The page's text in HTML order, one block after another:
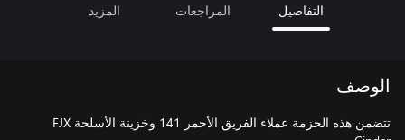
التفاصيل المراجعات المزيد
الوصف
تتضمن هذه الحزمة عملاء الفريق الأحمر 141 وخزينة الأسلحة FJX